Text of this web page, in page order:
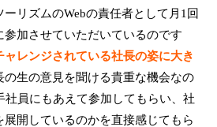
ーリズムのWebの責任者として月1回
加させていただいているのです
レンジされている社長の姿に大き
の生の意見を聞ける貴重な機会なの
社員にもあえて参加してもらい、社
開しているのかを直接感じてもら